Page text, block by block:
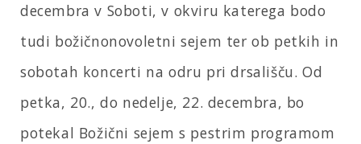
decembra v Soboti, v okviru katerega bodo
tudi božičnonovoletni sejem ter ob petkih in
sobotah koncerti na odru pri drsališču. Od
petka, 20., do nedelje, 22. decembra, bo
potekal Božični sejem s pestrim programom